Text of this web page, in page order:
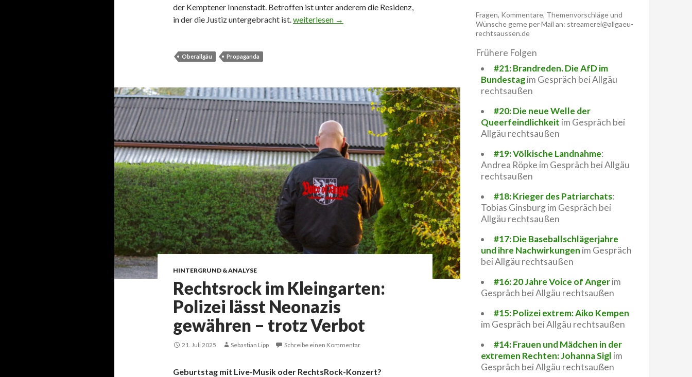
der Kemptener Innenstadt. Betroffen ist unter anderem die Residenz,
in der die Justiz untergebracht ist.SS-Runen an Residenz und andere Gebäude geschmiert
weiterlesen →
Oberallgäu Propaganda
HINTERGRUND & ANALYSE
Rechtsrock im Kleingarten:
Polizei lässt Neonazis
gewähren – trotz Verbot
21. Juli 2025 Sebastian Lipp Schreibe einen Kommentar
Geburtstag mit Live-Musik oder RechtsRock-Konzert?
Fragen, Kommentare, Themenvorschläge und
Wünsche gerne per Mail an: streamerei@allgaeu-
rechtsaussen.de
Frühere Folgen
#21: Brandreden. Die AfD im
Bundestagim Gespräch bei Allgäu
rechtsaußen
#20: Die neue Welle der
Queerfeindlichkeit im Gespräch bei
Allgäu rechtsaußen
#19: Völkische Landnahme:
Andrea Röpke im Gespräch bei Allgäu
rechtsaußen
#18: Krieger des Patriarchats:
Tobias Ginsburg im Gespräch bei
Allgäu rechtsaußen
#17: Die Baseballschlägerjahre
und ihre Nachwirkungen im Gespräch
bei Allgäu rechtsaußen
#16: 20 Jahre Voice of Angerim
Gespräch bei Allgäu rechtsaußen
#15: Polizei extrem: Aiko Kempen
im Gespräch bei Allgäu rechtsaußen
#14: Frauen und Mädchen in der
extremen Rechten: Johanna Sigl im
Gespräch bei Allgäu rechtsaußen